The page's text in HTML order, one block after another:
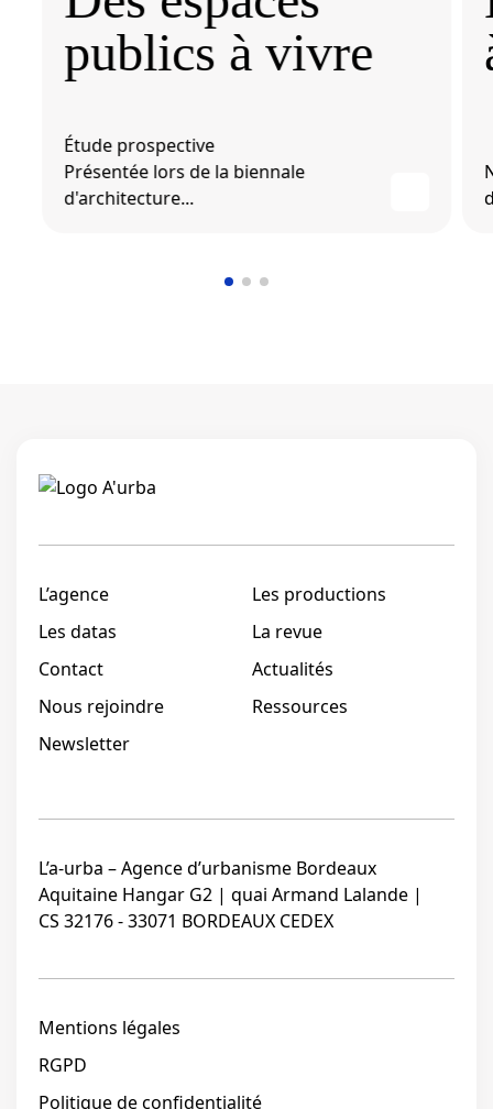
publics à vivre
Étude prospective
Présentée lors de la biennale
d'architecture...
L’agence
Les productions
Les datas
La revue
Contact
Actualités
Nous rejoindre
Ressources
Newsletter
L’a-urba – Agence d’urbanisme Bordeaux
Aquitaine Hangar G2 | quai Armand Lalande |
CS 32176 - 33071 BORDEAUX CEDEX
Mentions légales
RGPD
Politique de confidentialité